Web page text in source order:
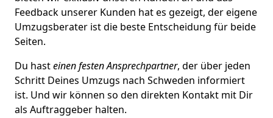
Feedback unserer Kunden hat es gezeigt, der eigene
Umzugsberater ist die beste Entscheidung für beide
Seiten.
Du hasteinen festen Ansprechpartner, der über jeden
Schritt Deines Umzugs nach Schweden informiert
ist. Und wir können so den direkten Kontakt mit Dir
als Auftraggeber halten.